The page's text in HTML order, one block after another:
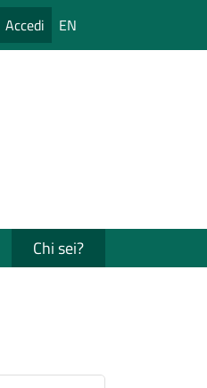
Accedi EN
Chi sei?